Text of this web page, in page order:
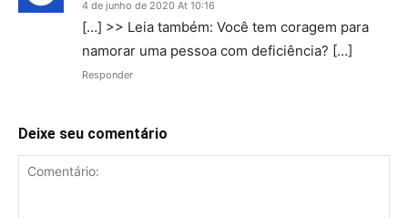
4 de junho de 2020 At 10:16
[…] >> Leia também: Você tem coragem para
namorar uma pessoa com deficiência? […]
Responder
Deixe seu comentário